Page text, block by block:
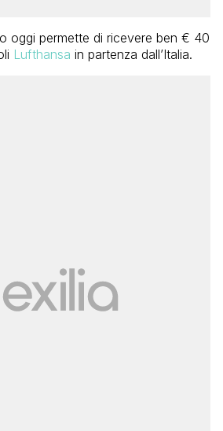
oggi permette di ricevere ben € 40
Lufthansa in partenza dall’Italia.